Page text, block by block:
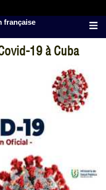
française
19 à Cuba